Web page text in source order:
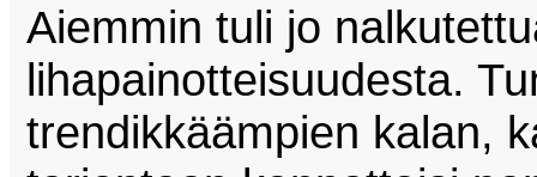
Aiemmin tuli jo
lihapainotteisuudesta.
trendikkäämpien kalan,